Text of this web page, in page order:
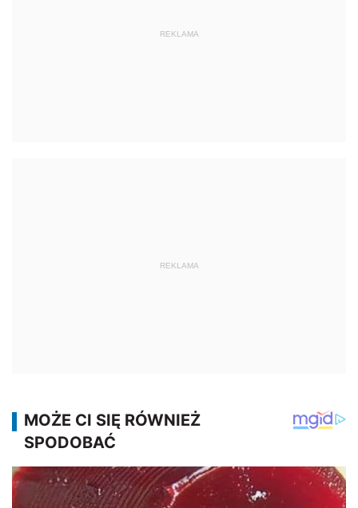
REKLAMA
REKLAMA